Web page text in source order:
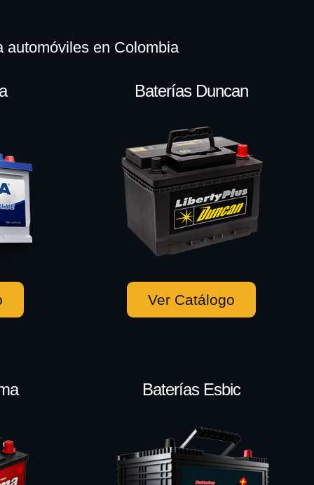
automóviles en Colombia
Baterías Duncan
Ver Catálogo
Baterías Esbic